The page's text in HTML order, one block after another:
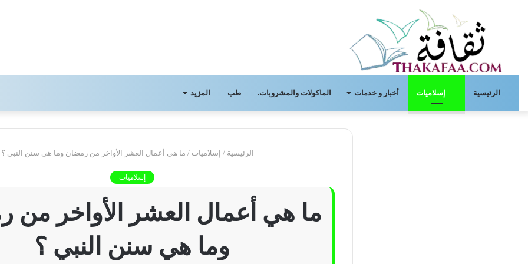
الرئيسية إسلاميات أخبار و خدمات الماكولات والمشروبات. طب المزيد
الرئيسية / إسلاميات / ما هي أعمال العشر الأواخر من رمضان وما هي سنن النبي ؟
إسلاميات
ما هي أعمال العشر الأواخر من
وما هي سنن النبي ؟